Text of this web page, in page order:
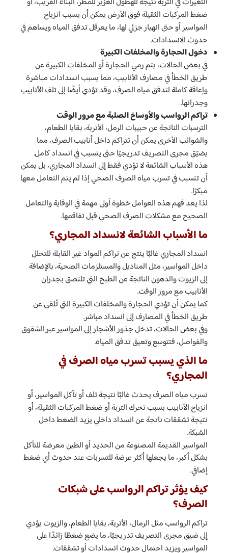
ضغط المركبات الثقيلة فوق الأرض يمكن أن يسبب انزياح
المواسير أو حتى انهيار جزئي لها، ما يعرقل تدفق المياه ويساهم في
حدوث الانسدادات.
دخول الحجارة والمخلفات الكبيرة
في بعض الحالات، يتم رمي الحجارة أو المخلفات الكبيرة عن
طريق الخطأ في مصارف الأنابيب، مما يسبب انسدادات مباشرة
وإعاقة كاملة لتدفق مياه الصرف، وقد تؤدي أيضًا إلى تلف الأنابيب
وجدرانها.
تراكم الرواسب والأوساخ الصلبة مع مرور الوقت
الترسبات الناتجة عن حبيبات الرمل، الأتربة، بقايا الطعام،
والشوائب الأخرى يمكن أن تتراكم داخل أنابيب الصرف، مما
يضيّق مجرى التصريف تدريجيًا حتى يتسبب في انسداد كامل.
هذه الأسباب الشائعة لا تؤدي فقط إلى انسداد المجاري، بل يمكن
أن تتسبب في تسرب مياه الصرف الصحي إذا لم يتم التعامل معها
مبكرًا.
لذا يعد فهم هذه العوامل خطوة أولى مهمة في الوقاية والتعامل
الصحيح مع مشكلات الصرف الصحي قبل تفاقمها.
ما الأسباب الشائعة لانسداد المجاري؟
انسداد المجاري غالبًا ينتج عن تراكم المواد غير القابلة للتحلل
داخل المواسير، مثل المناديل والمستلزمات الصحية، بالإضافة
إلى الزيوت والدهون الناتجة عن الطبخ التي تلتصق بجدران
الأنابيب مع مرور الوقت.
كما يمكن أن تؤدي الحجارة والمخلفات الكبيرة التي تُلقى عن
طريق الخطأ في المصارف إلى انسداد مباشر.
وفي بعض الحالات، تدخل جذور الأشجار إلى المواسير عبر الشقوق
والفواصل، فتتوسع وتعيق تدفق المياه.
ما الذي يسبب تسرب مياه الصرف في
المجاري؟
تسرب مياه الصرف يحدث غالبًا نتيجة تلف أو تآكل المواسير، أو
انزياح الأنابيب بسبب تحرك التربة أو ضغط المركبات الثقيلة، أو
نتيجة تشققات ناتجة عن انسداد داخلي يزيد الضغط داخل
الشبكة.
المواسير القديمة المصنوعة من الحديد أو الطين معرضة للتآكل
بشكل أكبر، ما يجعلها أكثر عرضة للتسربات عند حدوث أي ضغط
إضافي.
كيف يؤثر تراكم الرواسب على شبكات
الصرف؟
تراكم الرواسب مثل الرمال، الأتربة، بقايا الطعام، والزيوت يؤدي
إلى ضيق مجرى التصريف تدريجيًا، ما يضع ضغطًا زائدًا على
المواسير ويزيد احتمال حدوث انسدادات أو تشققات.